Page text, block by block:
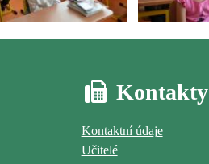
Kontakty
Kontaktní údaje
Učitelé